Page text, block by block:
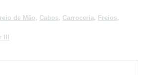
de Mão, Cabos, Carroceria, Freios,